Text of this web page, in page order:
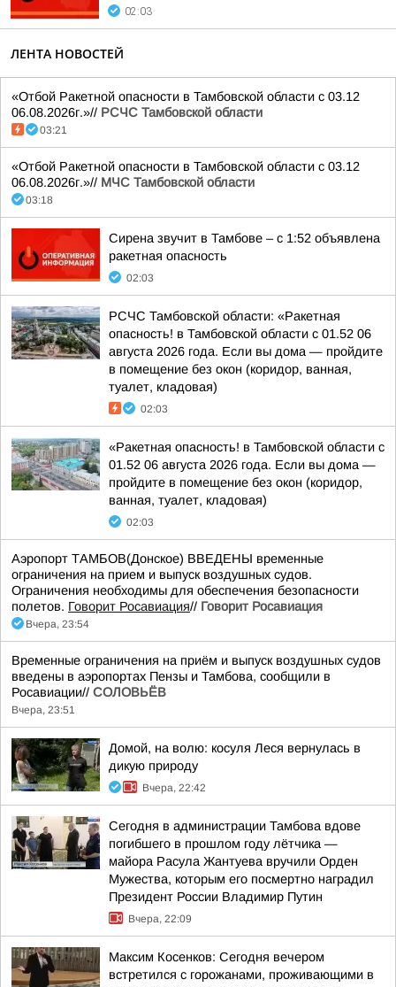
02:03
ЛЕНТА НОВОСТЕЙ
«Отбой Ракетной опасности в Тамбовской области с 03.12
06.08.2026г.»// РСЧС Тамбовской области
03:21
«Отбой Ракетной опасности в Тамбовской области с 03.12
06.08.2026г.»// МЧС Тамбовской области
03:18
Сирена звучит в Тамбове – с 1:52 объявлена
ракетная опасность
02:03
РСЧС Тамбовской области: «Ракетная
опасность! в Тамбовской области с 01.52 06
августа 2026 года. Если вы дома — пройдите
в помещение без окон (коридор, ванная,
туалет, кладовая)
02:03
«Ракетная опасность! в Тамбовской области с
01.52 06 августа 2026 года. Если вы дома —
пройдите в помещение без окон (коридор,
ванная, туалет, кладовая)
02:03
Аэропорт ТАМБОВ(Донское) ВВЕДЕНЫ временные
ограничения на прием и выпуск воздушных судов.
Ограничения необходимы для обеспечения безопасности
полетов. Говорит Росавиация// Говорит Росавиация
Вчера, 23:54
Временные ограничения на приём и выпуск воздушных судов
введены в аэропортах Пензы и Тамбова, сообщили в
Росавиации// СОЛОВЬЁВ
Вчера, 23:51
Домой, на волю: косуля Леся вернулась в
дикую природу
Вчера, 22:42
Сегодня в администрации Тамбова вдове
погибшего в прошлом году лётчика —
майора Расула Жантуева вручили Орден
Мужества, которым его посмертно наградил
Президент России Владимир Путин
Вчера, 22:09
Максим Косенков: Сегодня вечером
встретился с горожанами, проживающими в